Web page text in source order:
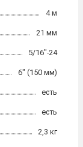
4 м
21 мм
5/16"-24
6" (150 мм)
есть
есть
2,3 кг